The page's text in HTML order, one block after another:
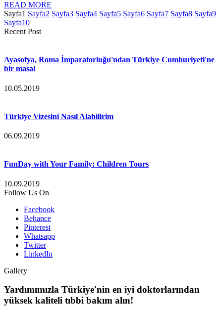
READ MORE
Sayfa1 Sayfa2 Sayfa3 Sayfa4 Sayfa5 Sayfa6 Sayfa7 Sayfa8 Sayfa9
Sayfa10
Recent Post
Ayasofya, Roma İmparatorluğu'ndan Türkiye Cumhuriyeti'ne
bir masal
10.05.2019
Türkiye Vizesini Nasıl Alabilirim
06.09.2019
FunDay with Your Family: Children Tours
10.09.2019
Follow Us On
Facebook
Behance
Pinterest
Whatsapp
Twitter
LinkedIn
Gallery
Yardımımızla Türkiye'nin en iyi doktorlarından
yüksek kaliteli tıbbi bakım alın!